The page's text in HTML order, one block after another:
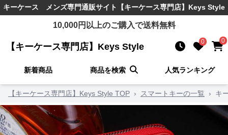
キーケース メンズ専門通販サイト 【キーケース専門店】Keys Style
10,000円以上のご購入で送料無料
【キーケース専門店】Keys Style 0 0
新着商品 商品を検索 人気ランキング
【キーケース専門店】Keys Style TOP › スマートキーの一覧 › キ